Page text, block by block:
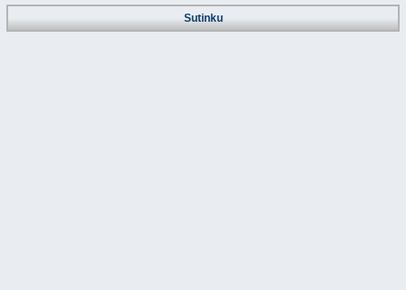
Sutinku